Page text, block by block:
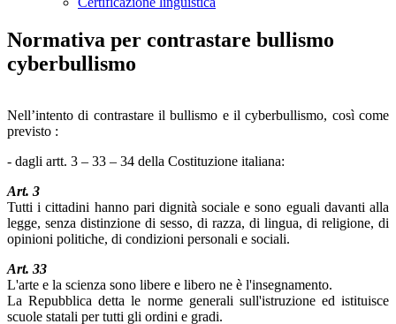
Normativa per contrastare bullismo
cyberbullismo
Nell’intento di contrastare il bullismo e il cyberbullismo, così come
previsto :
- dagli artt. 3 – 33 – 34 della Costituzione italiana:
Art. 3
Tutti i cittadini hanno pari dignità sociale e sono eguali davanti alla
legge, senza distinzione di sesso, di razza, di lingua, di religione, di
opinioni politiche, di condizioni personali e sociali.
Art. 33
L'arte e la scienza sono libere e libero ne è l'insegnamento.
La Repubblica detta le norme generali sull'istruzione ed istituisce
scuole statali per tutti gli ordini e gradi.